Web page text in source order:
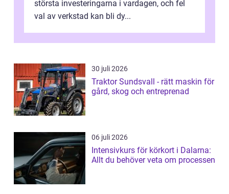
största investeringarna i vardagen, och fel
val av verkstad kan bli dy...
30 juli 2026
Traktor Sundsvall - rätt maskin för
gård, skog och entreprenad
06 juli 2026
Intensivkurs för körkort i Dalarna:
Allt du behöver veta om processen